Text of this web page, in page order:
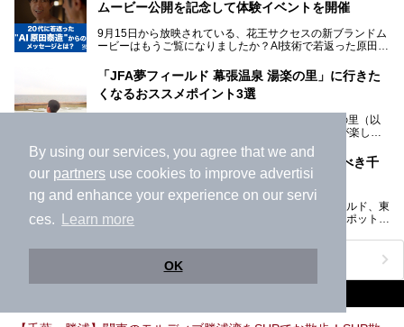
By using our services, you agree that we and
our partners use cookies to improve advertisi
ng and enhance your experience on our servi
ces.
Learn more
OK
るスパも増えており、ただの入浴施設にとどまらない進化を
本記事では、人気スーパー銭湯から絶景施設、コワーキング
スペースや休憩スペースが充実した施設、子連れファミリー
向けの施設など、目的に合わせたおすすめの施設を紹介しま
す。
ャラクター「ユーラシわん」と一緒にご紹介します。必見の
───
提供元：SPA＆HOTEL舞浜ユーラシア【PR】
です。
ムービー公開を記念して体験イベントを開催
9月15日から放映されている、花王サクセスの新ブランドム
ービーはもうご覧になりましたか？AI技術で若返った原田泰
伝えるムービーです。公開を記念して、スパメッツァおおた
か竜泉寺の湯にて体験イベントを開催。花王サクセスの製品
が無料で試せるチャンスです！
この記事は花王株式会社商品のPRレポート記事です。
「JFA夢フィールド 幕張温泉 湯楽の里」に行きた
くなるおススメポイント3選
千葉市美浜区の「JFA夢フィールド 幕張温泉 湯楽の里（以
下、幕張温泉 湯楽の里）」は、東京湾一望の絶景が楽しめ
る日帰り温泉です。
設備も天然温泉の露天風呂、サウナ、岩盤浴のほか、高濃度
炭酸泉、海の見えるお休み処や食事処、展望抜群の屋上ま
で、年代を問わずたっぷり楽しめます。
今回は人気のこの施設の中でも、特におススメしたい3つの
ポイントについて厳選してお届けします。読めばきっと、行
【2025年最新】千葉県民注目！一度は入るべき千
葉の温泉・スパ34選
東京ディズニーランド、マザー牧場、鴨川シーワールド、東
京ドイツ村、海ほたるなど、千葉には遊べる有名スポットが
県で生まれ、千葉県で育ち、つい最近まで千葉在住だった私
とめました。
ニフティ温泉ニュースTOPへ